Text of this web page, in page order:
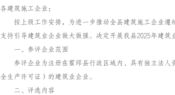
各建筑施工企业：
按上级工作安排，为进一步推动全县建筑施工企业遵
支持引导建筑业企业做大做强。决定开展我县2025年建
一、参评企业范围
参评企业为注册在霍邱县行政区域内、具有独立法
全生产许可证）的建筑业企业。
二、评选内容